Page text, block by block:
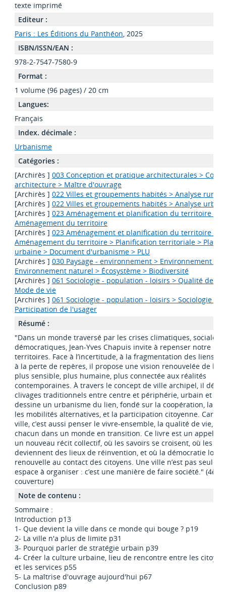
texte imprimé
Editeur :
Paris : Les Éditions du Panthéon, 2025
ISBN/ISSN/EAN :
978-2-7547-7580-9
Format :
1 volume (96 pages) / 20 cm
Langues:
Français
Index. décimale :
Urbanisme
Catégories :
[Archirès ] 003 Conception et pratique architecturales >
architecture > Maître d'ouvrage
[Archirès ] 022 Villes et groupements habités > Analyse rurale
[Archirès ] 022 Villes et groupements habités > Analyse
[Archirès ] 023 Aménagement et planification du territoire >
Aménagement du territoire
[Archirès ] 023 Aménagement et planification du territoire >
Aménagement du territoire > Planification territoriale >
urbaine > Document d'urbanisme > PLU
[Archirès ] 030 Paysage - environnement > Environnement >
Environnement naturel > Écosystème > Biodiversité
[Archirès ] 061 Sociologie - population - loisirs > Qualité de la
Mode de vie
[Archirès ] 061 Sociologie - population - loisirs > Sociologie >
Participation de l'usager
Résumé :
"Dans un monde traversé par les crises climatiques, sociales
démocratiques, Jean-Yves Chapuis invite à repenser notre
territoires. Face à l’incertitude, à la fragmentation des liens
à la perte de repères, il propose une vision renouvelée de
plus sensible, plus humaine, plus connectée aux réalités
contemporaines. À travers le concept de ville archipel, il
clivages traditionnels entre centre et périphérie, urbain et
dessine un urbanisme du lien, fondé sur la coopération, la
les mobilités alternatives, et la participation citoyenne. Car
ville, c’est aussi penser le vivre-ensemble, la qualité de vie, et
chacun dans un monde en transition. Ce livre est un appel à
un nouveau récit collectif, où les savoirs se croisent, où les
deviennent des lieux de réinvention, et où la démocratie
renouvelle au contact des citoyens. Une ville n’est pas
espace à organiser : c’est une manière de faire société."
couverture)
Note de contenu :
Sommaire :
Introduction p13
1- Que devient la ville dans ce monde qui bouge ? p19
2- La ville n'a plus de limite p31
3- Pourquoi parler de stratégie urbain p39
4- Créer la culture urbaine, lieu de rencontre entre les
et les services p55
5- La maîtrise d'ouvrage aujourd'hui p67
Conclusion p89